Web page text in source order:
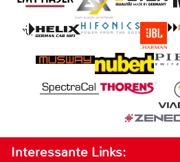
Interessante Links: